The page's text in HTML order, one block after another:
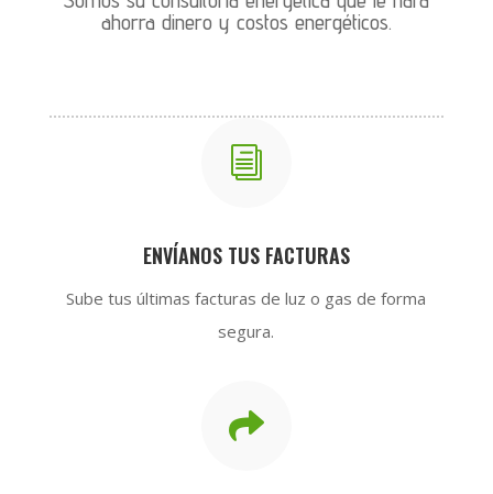
ahorra dinero y costos energéticos.
i
ENVÍANOS TUS FACTURAS
Sube tus últimas facturas de luz o gas de forma
segura.
